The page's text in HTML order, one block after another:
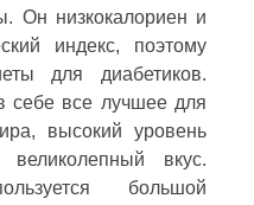
Он низкокалориен и
индекс, поэтому
для диабетиков.
себе все лучшее для
высокий уровень
великолепный вкус.
большой